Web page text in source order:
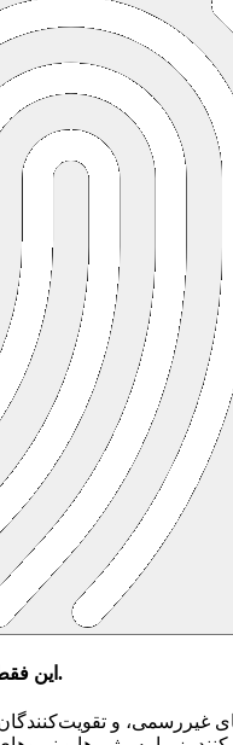
این فقط درباره‌ی فناوری نیست. درباره‌ی مردم و جامعه‌هاست.
و تقویت‌کنندگان